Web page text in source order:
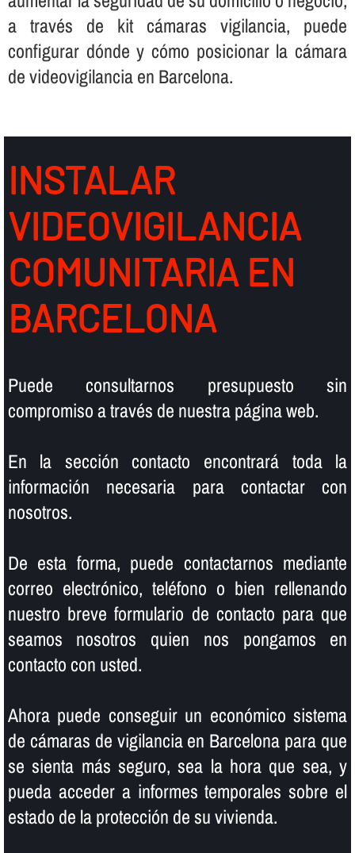
a través de kit cámaras vigilancia, puede
configurar dónde y cómo posicionar la cámara
de videovigilancia en Barcelona.
INSTALAR
VIDEOVIGILANCIA
COMUNITARIA EN
BARCELONA
Puede consultarnos presupuesto sin
compromiso a través de nuestra página web.
En la sección contacto encontrará toda la
información necesaria para contactar con
nosotros.
De esta forma, puede contactarnos mediante
correo electrónico, teléfono o bien rellenando
nuestro breve formulario de contacto para que
seamos nosotros quien nos pongamos en
contacto con usted.
Ahora puede conseguir un económico sistema
de cámaras de vigilancia en Barcelona para que
se sienta más seguro, sea la hora que sea, y
pueda acceder a informes temporales sobre el
estado de la protección de su vivienda.